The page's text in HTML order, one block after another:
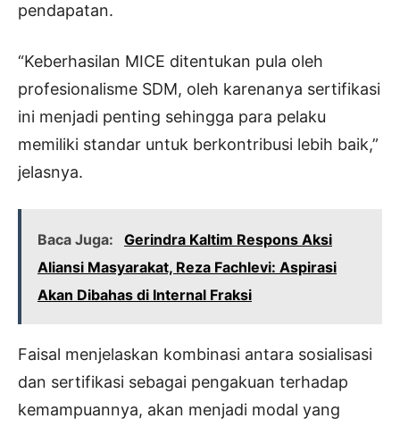
pendapatan.
“Keberhasilan MICE ditentukan pula oleh
profesionalisme SDM, oleh karenanya sertifikasi
ini menjadi penting sehingga para pelaku
memiliki standar untuk berkontribusi lebih baik,”
jelasnya.
Baca Juga:
Gerindra Kaltim Respons Aksi
Aliansi Masyarakat, Reza Fachlevi: Aspirasi
Akan Dibahas di Internal Fraksi
Faisal menjelaskan kombinasi antara sosialisasi
dan sertifikasi sebagai pengakuan terhadap
kemampuannya, akan menjadi modal yang